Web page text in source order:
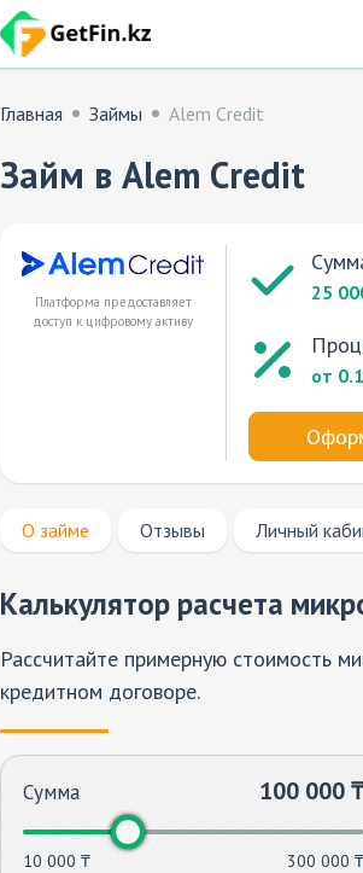
Главная Займы Alem Credit
Займ в Alem Credit
Платформа предоставляет
доступ к цифровому активу
25
от
О займе Отзывы Личный
Калькулятор расчета
Рассчитайте примерную стоимость
кредитном договоре.
Сумма 100 000₸
10 000 ₸ 300 000 ₸